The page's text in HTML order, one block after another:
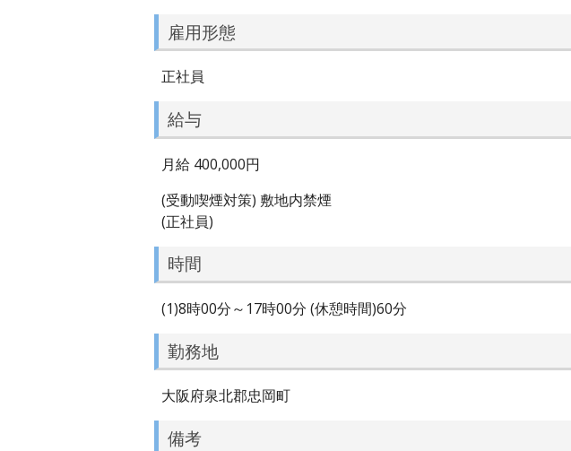
雇用形態
正社員
給与
月給 400,000円
(受動喫煙対策) 敷地内禁煙
(正社員)
時間
(1)8時00分～17時00分 (休憩時間)60分
勤務地
大阪府泉北郡忠岡町
備考